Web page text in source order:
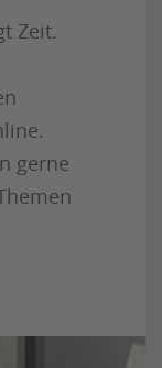
Zeit.
gerne